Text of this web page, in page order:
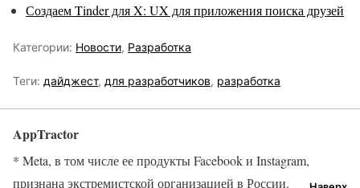
Создаем Tinder для X: UX для приложения поиска друзей
Категории: Новости, Разработка
Теги: дайджест, для разработчиков, разработка
AppTractor
* Meta, в том числе ее продукты Facebook и Instagram,
признана экстремистской организацией в России.